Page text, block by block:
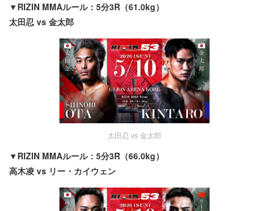
▼RIZIN MMAルール：5分3R（61.0kg）
太田忍 vs 金太郎
太田忍 vs 金太郎
▼RIZIN MMAルール：5分3R（66.0kg）
高木凌 vs リー・カイウェン